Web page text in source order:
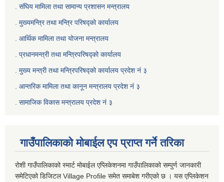
. संघिय मामिला तथा सामान्य प्रशासन मन्त्रालय
. मुख्यमन्त्रि तथा मन्त्रि परिषद्को कार्यालय
. आर्थिक मामिला तथा योजना मन्त्रालय
. प्रधानमन्त्री तथा मन्त्रिपरिषद्को कार्यालय
मुख्य मन्त्री तथा मन्त्रिपरिषद्को कार्यालय प्रदेश नं ३
आन्तरिक मामिला तथा कानून मन्त्रालय प्रदेश नं ३
सामाजिक विकास मन्त्रालय प्रदेश नं ३
गाउँपालिकाको मोबाईल एप प्राप्त गर्ने तरिका
रोशी गाउँपालिकाको स्मार्ट मोबाईल एप्लिकेशनमा गाउँपालिकाको सम्पुर्ण जानकारी
समेटिएको डिजिटल Village Profile समेत समाबेश गरीएको छ । यस एप्लिकेशन